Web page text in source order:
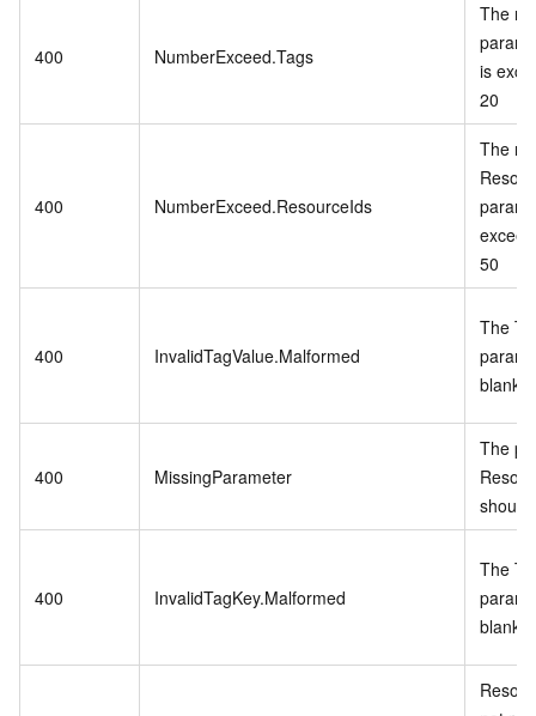
400 NumberExceed.Tags
The
is
20
400 NumberExceed.ResourceIds
The
50
400 InvalidTagValue.Malformed
The
blank
400 MissingParameter
The
should
400 InvalidTagKey.Malformed
The
blank